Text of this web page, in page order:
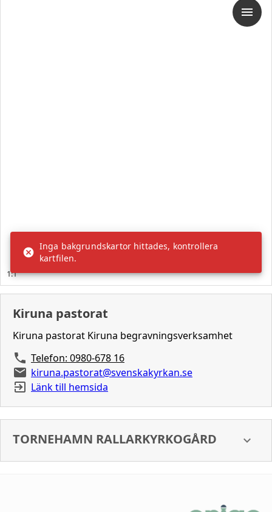
Kiruna pastorat
Kiruna pastorat Kiruna begravningsverksamhet
Telefon: 0980-678 16
kiruna.pastorat@svenskakyrkan.se
Länk till hemsida
TORNEHAMN RALLARKYRKOGÅRD